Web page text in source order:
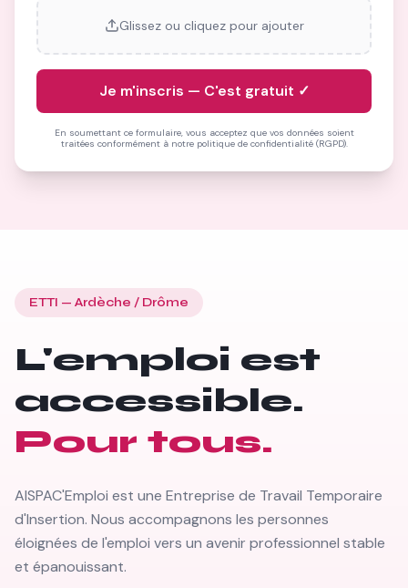
Glissez ou cliquez pour ajouter
Je m'inscris — C'est gratuit ✓
En soumettant ce formulaire, vous acceptez que vos données soient
traitées conformément à notre politique de confidentialité (RGPD).
ETTI — Ardèche / Drôme
L'emploi est
accessible.
Pour tous.
AISPAC'Emploi est une Entreprise de Travail Temporaire
d'Insertion. Nous accompagnons les personnes
éloignées de l'emploi vers un avenir professionnel stable
et épanouissant.